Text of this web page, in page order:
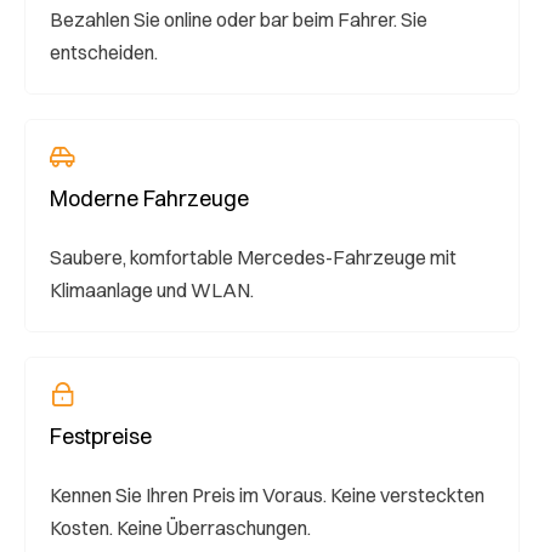
Bezahlen Sie online oder bar beim Fahrer. Sie
entscheiden.
Moderne Fahrzeuge
Saubere, komfortable Mercedes-Fahrzeuge mit
Klimaanlage und WLAN.
Festpreise
Kennen Sie Ihren Preis im Voraus. Keine versteckten
Kosten. Keine Überraschungen.